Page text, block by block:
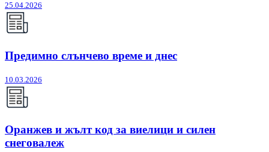
25.04.2026
Предимно слънчево време и днес
10.03.2026
Оранжев и жълт код за виелици и силен
снеговалеж